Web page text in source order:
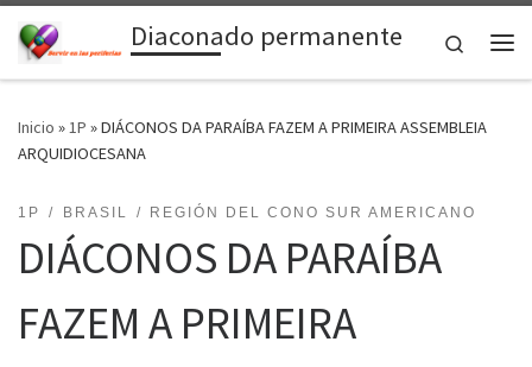
Saltar al contenidoDiaconado permanente
Search
Inicio »1P »DIÁCONOS DA PARAÍBA FAZEM A PRIMEIRA ASSEMBLEIA
ARQUIDIOCESANA
1P BRASIL REGIÓN DEL CONO SUR AMERICANO
DIÁCONOS DA PARAÍBA
FAZEM A PRIMEIRA